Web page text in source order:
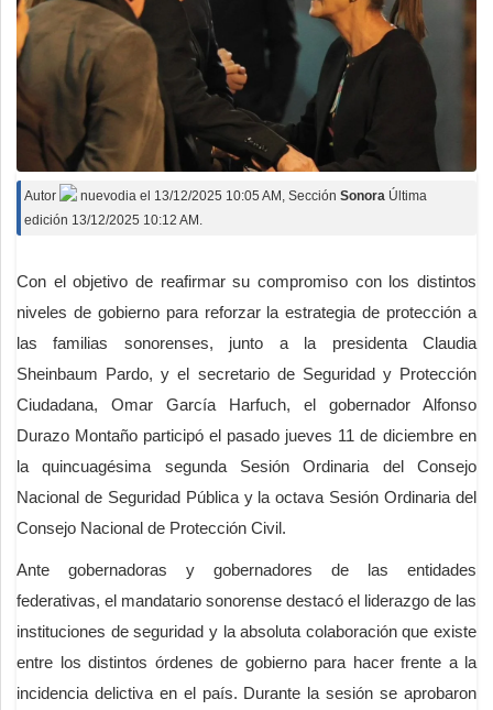
Autor nuevodia el 13/12/2025 10:05 AM , Sección Sonora Última
edición 13/12/2025 10:12 AM.
Con el objetivo de reafirmar su compromiso con los distintos
niveles de gobierno para reforzar la estrategia de protección a
las familias sonorenses, junto a la presidenta Claudia
Sheinbaum Pardo, y el secretario de Seguridad y Protección
Ciudadana, Omar García Harfuch, el gobernador Alfonso
Durazo Montaño participó el pasado jueves 11 de diciembre en
la quincuagésima segunda Sesión Ordinaria del Consejo
Nacional de Seguridad Pública y la octava Sesión Ordinaria del
Consejo Nacional de Protección Civil.
Ante gobernadoras y gobernadores de las entidades
federativas, el mandatario sonorense destacó el liderazgo de las
instituciones de seguridad y la absoluta colaboración que existe
entre los distintos órdenes de gobierno para hacer frente a la
incidencia delictiva en el país. Durante la sesión se aprobaron